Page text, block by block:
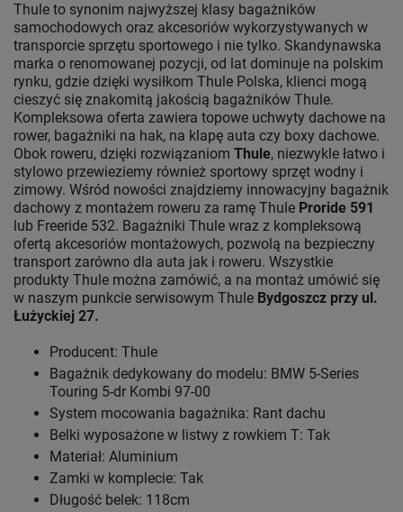
Thule to synonim najwyższej klasy bagażników
samochodowych oraz akcesoriów wykorzystywanych w
transporcie sprzętu sportowego i nie tylko. Skandynawska
marka o renomowanej pozycji, od lat dominuje na polskim
rynku, gdzie dzięki wysiłkom Thule Polska, klienci mogą
cieszyć się znakomitą jakością bagażników Thule.
Kompleksowa oferta zawiera topowe uchwyty dachowe na
rower, bagażniki na hak, na klapę auta czy boxy dachowe.
Obok roweru, dzięki rozwiązaniom Thule, niezwykle łatwo i
stylowo przewieziemy również sportowy sprzęt wodny i
zimowy. Wśród nowości znajdziemy innowacyjny bagażnik
dachowy z montażem roweru za ramę Thule Proride 591
lub Freeride 532. Bagażniki Thule wraz z kompleksową
ofertą akcesoriów montażowych, pozwolą na bezpieczny
transport zarówno dla auta jak i roweru. Wszystkie
produkty Thule można zamówić, a na montaż umówić się
w naszym punkcie serwisowym Thule Bydgoszcz przy ul.
Łużyckiej 27.
Producent: Thule
Bagażnik dedykowany do modelu: BMW 5-Series
Touring 5-dr Kombi 97-00
System mocowania bagażnika: Rant dachu
Belki wyposażone w listwy z rowkiem T: Tak
Materiał: Aluminium
Zamki w komplecie: Tak
Długość belek: 118cm